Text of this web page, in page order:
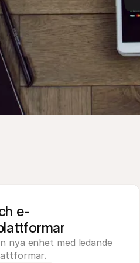
e-
nya enhet med ledande